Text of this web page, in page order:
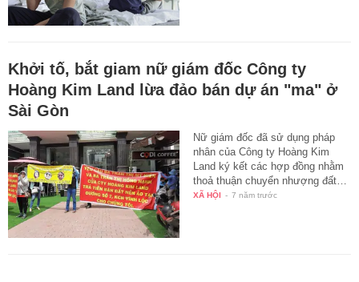
Khởi tố, bắt giam nữ giám đốc Công ty
Hoàng Kim Land lừa đảo bán dự án "ma" ở
Sài Gòn
Nữ giám đốc đã sử dụng pháp
nhân của Công ty Hoàng Kim
Land ký kết các hợp đồng nhằm
thoả thuận chuyển nhượng đất…
XÃ HỘI - 7 năm trước